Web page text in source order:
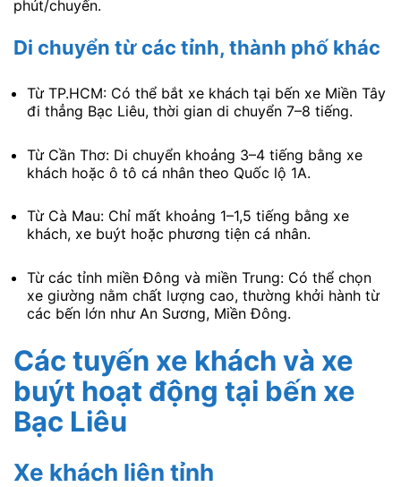
phút/chuyến.
Di chuyển từ các tỉnh, thành phố khác
Từ TP.HCM: Có thể bắt xe khách tại bến xe Miền Tây
đi thẳng Bạc Liêu, thời gian di chuyển 7–8 tiếng.
Từ Cần Thơ: Di chuyển khoảng 3–4 tiếng bằng xe
khách hoặc ô tô cá nhân theo Quốc lộ 1A.
Từ Cà Mau: Chỉ mất khoảng 1–1,5 tiếng bằng xe
khách, xe buýt hoặc phương tiện cá nhân.
Từ các tỉnh miền Đông và miền Trung: Có thể chọn
xe giường nằm chất lượng cao, thường khởi hành từ
các bến lớn như An Sương, Miền Đông.
Các tuyến xe khách và xe
buýt hoạt động tại bến xe
Bạc Liêu
Xe khách liên tỉnh